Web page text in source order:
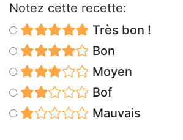
Notez cette recette:
Très bon !
Bon
Moyen
Bof
Mauvais